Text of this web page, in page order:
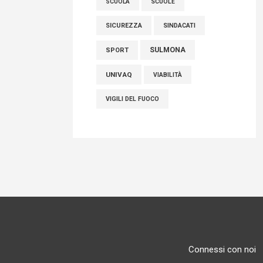
SCUOLA
SICUREZZA SINDACATI
SPORT SULMONA
UNIVAQ VIABILITÀ
VIGILI DEL FUOCO
Connessi con noi